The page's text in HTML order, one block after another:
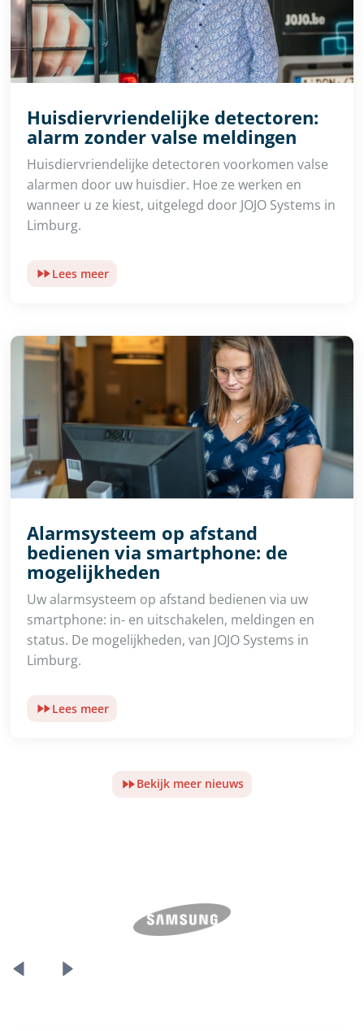
Huisdiervriendelijke detectoren:
alarm zonder valse meldingen
Huisdiervriendelijke detectoren voorkomen valse
alarmen door uw huisdier. Hoe ze werken en
wanneer u ze kiest, uitgelegd door JOJO Systems in
Limburg.
Lees meer
Alarmsysteem op afstand
bedienen via smartphone: de
mogelijkheden
Uw alarmsysteem op afstand bedienen via uw
smartphone: in- en uitschakelen, meldingen en
status. De mogelijkheden, van JOJO Systems in
Limburg.
Lees meer
Bekijk meer nieuws